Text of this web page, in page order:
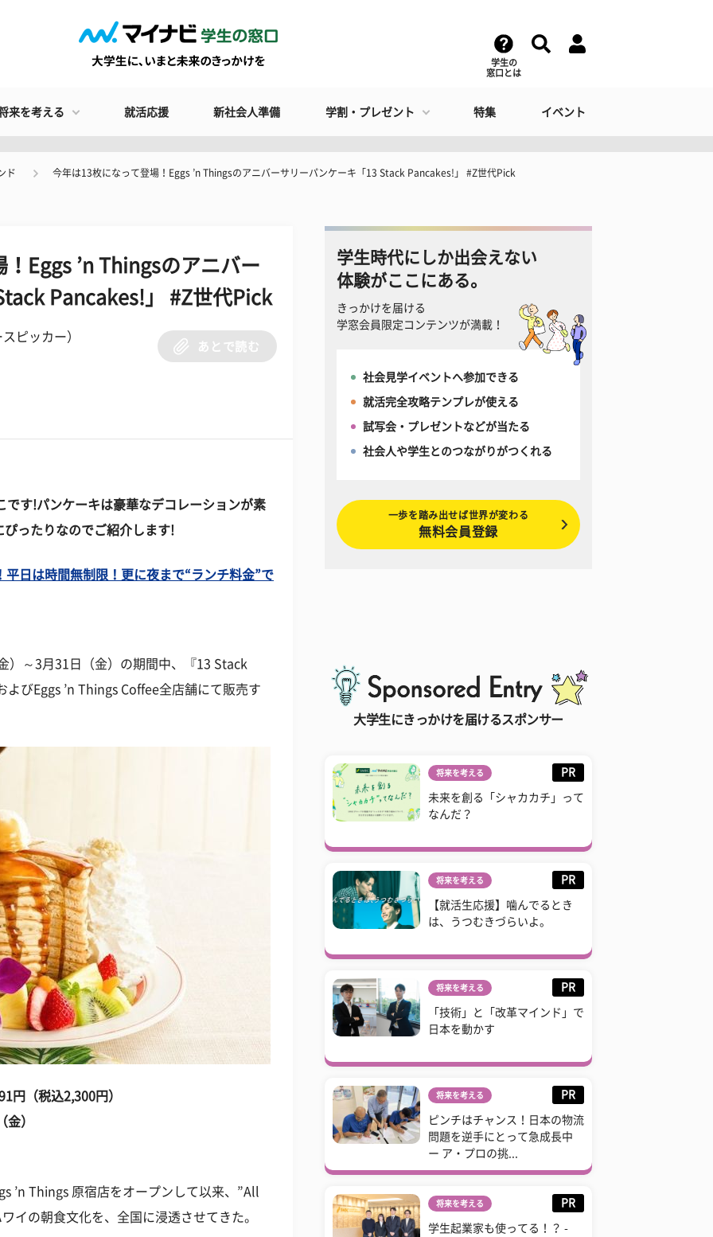
学生の
窓口とは
来を考える 就活応援 新社会人準備 学割・プレゼント 特集 イベント
ド 今年は13枚になって登場！Eggs ’n Thingsのアニバーサリーパンケーキ「13 Stack Pancakes!」 #Z世代Pick
Eggs ’n Thingsのアニバー
Pancakes!」 #Z世代Pick
ピッカー）
あとで読む
す!パンケーキは豪華なデコレーションが素
ったりなのでご紹介します!
日は時間無制限！更に夜まで“ランチ料金”で
）～3月31日（金）の期間中、『13 Stack
よびEggs ’n Things Coffee全店舗にて販売す
円（税込2,300円）
）
’n Things 原宿店をオープンして以来、”All
イの朝食文化を、全国に浸透させてきた。
学生時代にしか出会えない
体験がここにある。
きっかけを届ける
学窓会員限定コンテンツが満載！
社会見学イベントへ参加できる
就活完全攻略テンプレが使える
試写会・プレゼントなどが当たる
社会人や学生とのつながりがつくれる
一歩を踏み出せば世界が変わる
無料会員登録
大学生にきっかけを届けるスポンサー
将来を考える PR
未来を創る「シャカカチ」って
なんだ？
将来を考える PR
【就活生応援】噛んでるとき
は、うつむきづらいよ。
将来を考える PR
「技術」と「改革マインド」で
日本を動かす
将来を考える PR
ピンチはチャンス！日本の物流
問題を逆手にとって急成長中
ー ア・プロの挑...
将来を考える PR
学生起業家も使ってる！？ -